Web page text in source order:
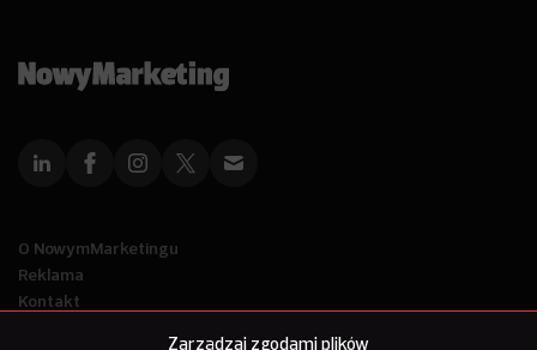
Zarządzaj zgodami plików
O NowymMarketingu
Reklama
Kontakt